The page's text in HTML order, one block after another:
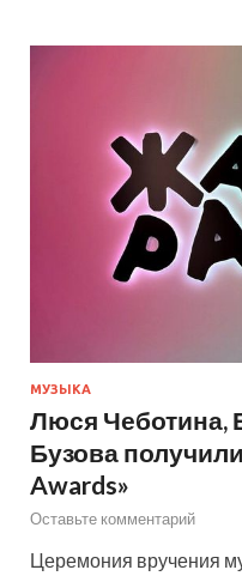
МУЗЫКА
Люся Чеботина,
Бузова
Awards»
Оставьте комментарий
Церемония вручения